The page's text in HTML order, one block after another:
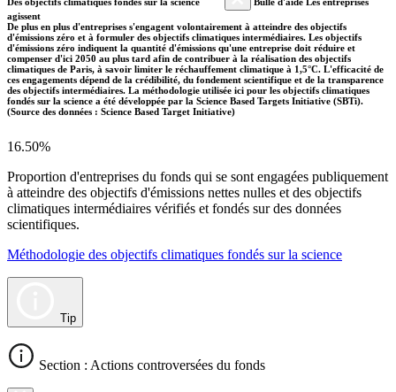
agissent
De plus en plus d'entreprises s'engagent volontairement à atteindre des objectifs
d'émissions zéro et à formuler des objectifs climatiques intermédiaires. Les objectifs
d'émissions zéro indiquent la quantité d'émissions qu'une entreprise doit réduire et
compenser d'ici 2050 au plus tard afin de contribuer à la réalisation des objectifs
climatiques de Paris, à savoir limiter le réchauffement climatique à 1,5°C. L'efficacité de
ces engagements dépend de la crédibilité, du fondement scientifique et de la transparence
des objectifs intermédiaires. La méthodologie utilisée ici pour les objectifs climatiques
fondés sur la science a été développée par la Science Based Targets Initiative (SBTi).
(Source des données : Science Based Target Initiative)
16.50%
Proportion d'entreprises du fonds qui se sont engagées publiquement
à atteindre des objectifs d'émissions nettes nulles et des objectifs
climatiques intermédiaires vérifiés et fondés sur des données
scientifiques.
Méthodologie des objectifs climatiques fondés sur la science
Tip
Section : Actions controversées du fonds